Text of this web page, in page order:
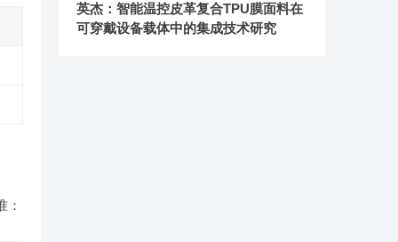
：
英杰：智能温控皮革复合TPU膜面料在
可穿戴设备载体中的集成技术研究